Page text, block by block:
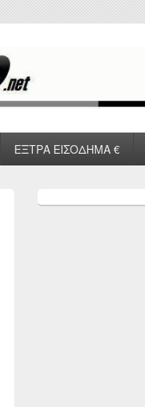
ΕΞΤΡΑ ΕΙΣΟΔΗΜΑ €
Sidebar